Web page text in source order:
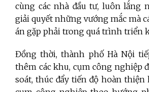
cùng các nhà đầu tư, luôn lắng
giải quyết những vướng mắc mà
án gặp phải trong quá trình triển
Đồng thời, thành phố Hà Nội
thêm các khu, cụm công nghiệp
soát, thúc đẩy tiến độ hoàn thiện